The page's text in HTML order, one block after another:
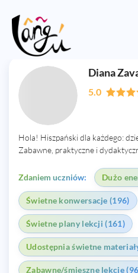
Diana
5.0
Hola! Hiszpański dla każdego:
Zabawne, praktyczne i
Zdaniem uczniów: Dużo
Świetne konwersacje (196)
Świetne plany lekcji (161)
Udostępnia świetne
Zabawne/śmieszne lekcje